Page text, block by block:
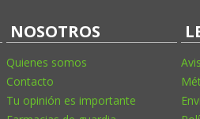
NOSOTROS
Quienes somos
Contacto
Tu opinión es importante